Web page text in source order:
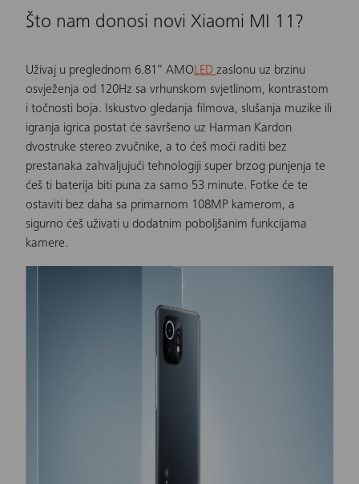
Što nam donosi novi Xiaomi MI 11?
Uživaj u preglednom 6.81“ AMOLED zaslonu uz brzinu
osvježenja od 120Hz sa vrhunskom svjetlinom, kontrastom
i točnosti boja. Iskustvo gledanja filmova, slušanja muzike ili
igranja igrica postat će savršeno uz Harman Kardon
dvostruke stereo zvučnike, a to ćeš moći raditi bez
prestanaka zahvaljujući tehnologiji super brzog punjenja te
ćeš ti baterija biti puna za samo 53 minute. Fotke će te
ostaviti bez daha sa primarnom 108MP kamerom, a
sigurno ćeš uživati u dodatnim poboljšanim funkcijama
kamere.